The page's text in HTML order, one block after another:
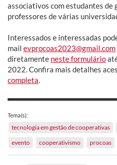
associativos com estudantes de
professores de várias
Interessados e interessadas
mail evprocoas2023@gmail.com
diretamente neste formulário
2022. Confira mais detalhes
completa.
Tema(s):
tecnologia em gestão de cooperativas
evento
cooperativismo procoas